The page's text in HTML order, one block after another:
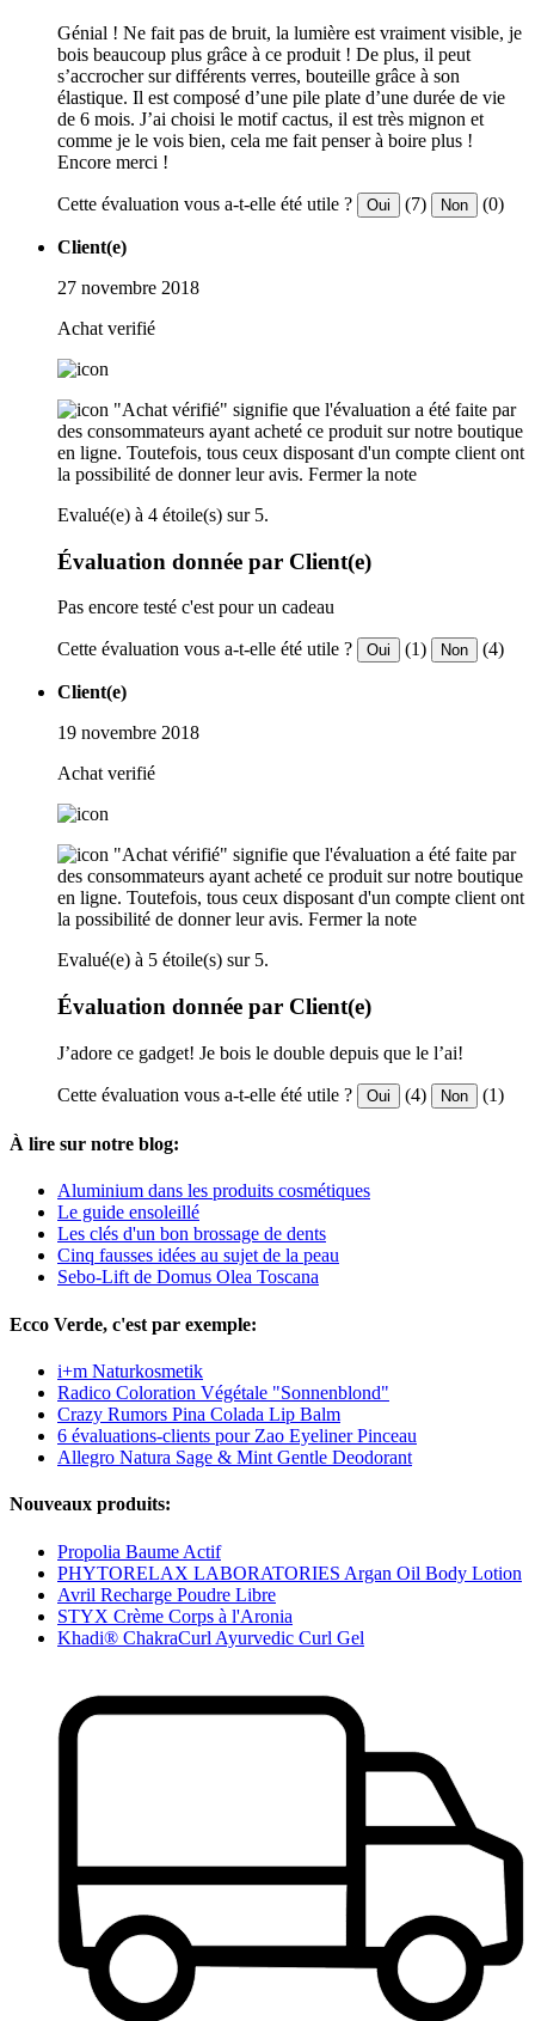
Génial ! Ne fait pas de bruit, la lumière est vraiment visible, je
bois beaucoup plus grâce à ce produit ! De plus, il peut
s’accrocher sur différents verres, bouteille grâce à son
élastique. Il est composé d’une pile plate d’une durée de vie
de 6 mois. J’ai choisi le motif cactus, il est très mignon et
comme je le vois bien, cela me fait penser à boire plus !
Encore merci !
Cette évaluation vous a-t-elle été utile ? Oui (7) Non (0)
Client(e)
27 novembre 2018
Achat verifié
"Achat vérifié" signifie que l'évaluation a été faite par
des consommateurs ayant acheté ce produit sur notre boutique
en ligne. Toutefois, tous ceux disposant d'un compte client ont
la possibilité de donner leur avis. Fermer la note
Evalué(e) à 4 étoile(s) sur 5.
Évaluation donnée par Client(e)
Pas encore testé c'est pour un cadeau
Cette évaluation vous a-t-elle été utile ? Oui (1) Non (4)
Client(e)
19 novembre 2018
Achat verifié
"Achat vérifié" signifie que l'évaluation a été faite par
des consommateurs ayant acheté ce produit sur notre boutique
en ligne. Toutefois, tous ceux disposant d'un compte client ont
la possibilité de donner leur avis. Fermer la note
Evalué(e) à 5 étoile(s) sur 5.
Évaluation donnée par Client(e)
J’adore ce gadget! Je bois le double depuis que le l’ai!
Cette évaluation vous a-t-elle été utile ? Oui (4) Non (1)
À lire sur notre blog:
Aluminium dans les produits cosmétiques
Le guide ensoleillé
Les clés d'un bon brossage de dents
Cinq fausses idées au sujet de la peau
Sebo-Lift de Domus Olea Toscana
Ecco Verde, c'est par exemple:
i+m Naturkosmetik
Radico Coloration Végétale "Sonnenblond"
Crazy Rumors Pina Colada Lip Balm
6 évaluations-clients pour Zao Eyeliner Pinceau
Allegro Natura Sage & Mint Gentle Deodorant
Nouveaux produits:
Propolia Baume Actif
PHYTORELAX LABORATORIES Argan Oil Body Lotion
Avril Recharge Poudre Libre
STYX Crème Corps à l'Aronia
Khadi® ChakraCurl Ayurvedic Curl Gel